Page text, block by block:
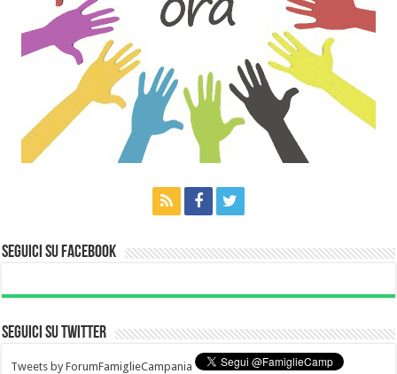
Seguici su Facebook
Seguici su Twitter
Tweets by ForumFamiglieCampania